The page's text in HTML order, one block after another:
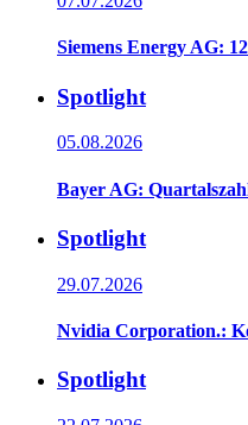
Siemens Energy AG:
Spotlight
05.08.2026
Bayer AG:
Spotlight
29.07.2026
Nvidia Corporation.:
Spotlight